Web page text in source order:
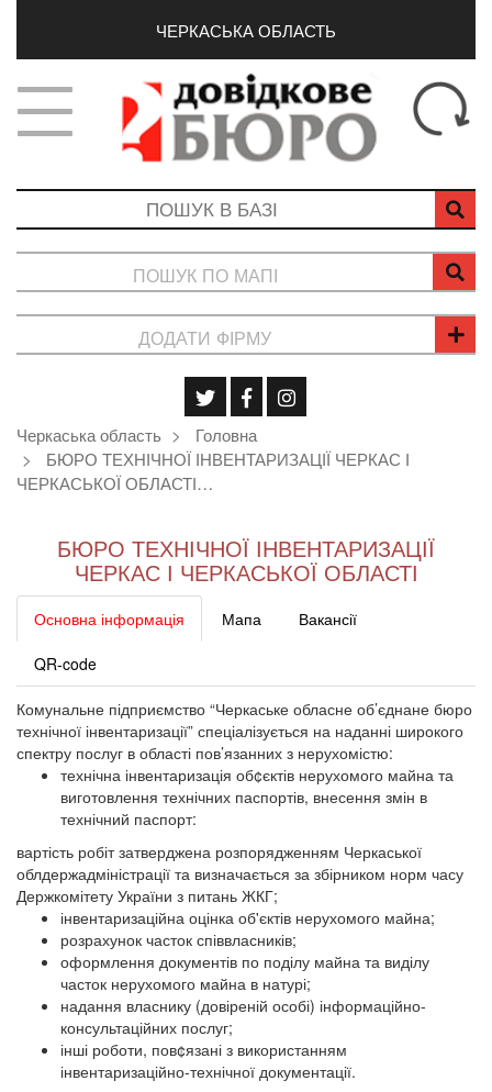
ЧЕРКАСЬКА ОБЛАСТЬ
ПОШУК ПО МАПІ
ДОДАТИ ФІРМУ
Черкаська область
Головна
БЮРО ТЕХНІЧНОЇ ІНВЕНТАРИЗАЦІЇ ЧЕРКАС І
ЧЕРКАСЬКОЇ ОБЛАСТІ…
БЮРО ТЕХНІЧНОЇ ІНВЕНТАРИЗАЦІЇ
ЧЕРКАС І ЧЕРКАСЬКОЇ ОБЛАСТІ
Основна інформація Мапа Вакансії
QR-code
Комунальне підприємство “Черкаське обласне об’єднане бюро
технічної інвентаризації” спеціалізується на наданні широкого
спектру послуг в області пов’язанних з нерухомістю:
технічна інвентаризація об¢єктів нерухомого майна та
виготовлення технічних паспортів, внесення змін в
технічний паспорт:
вартість робіт затверджена розпорядженням Черкаської
облдержадміністрації та визначається за збірником норм часу
Держкомітету України з питань ЖКГ;
інвентаризаційна оцінка об'єктів нерухомого майна;
розрахунок часток співвласників;
оформлення документів по поділу майна та виділу
часток нерухомого майна в натурі;
надання власнику (довіреній особі) інформаційно-
консультаційних послуг;
інші роботи, пов¢язані з використанням
інвентаризаційно-технічної документації.